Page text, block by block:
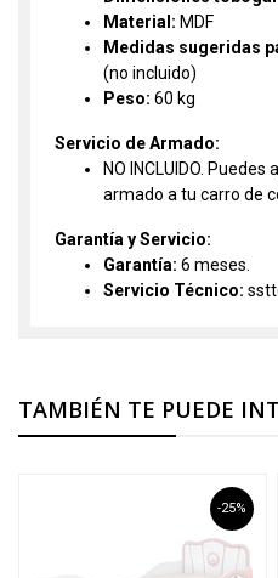
Material: MDF
Medidas sugeridas
(no incluido)
Peso: 60 kg
Servicio de Armado:
NO INCLUIDO.
armado a tu carro de
Garantía y Servicio:
Garantía: 6 meses.
Servicio Técnico:
TAMBIÉN TE PUEDE
-25%